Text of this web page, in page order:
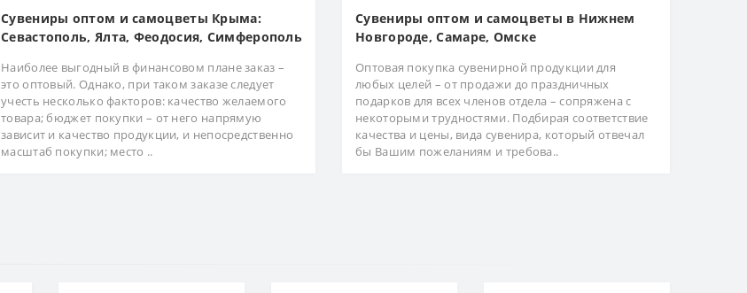
Сувениры оптом и самоцветы Крыма:
Севастополь, Ялта, Феодосия, Симферополь
Наиболее выгодный в финансовом плане заказ –
это оптовый. Однако, при таком заказе следует
учесть несколько факторов: качество желаемого
товара; бюджет покупки – от него напрямую
зависит и качество продукции, и непосредственно
масштаб покупки; место ..
Сувениры оптом и самоцветы в Нижнем
Новгороде, Самаре, Омске
Оптовая покупка сувенирной продукции для
любых целей – от продажи до праздничных
подарков для всех членов отдела – сопряжена с
некоторыми трудностями. Подбирая соответствие
качества и цены, вида сувенира, который отвечал
бы Вашим пожеланиям и требова..